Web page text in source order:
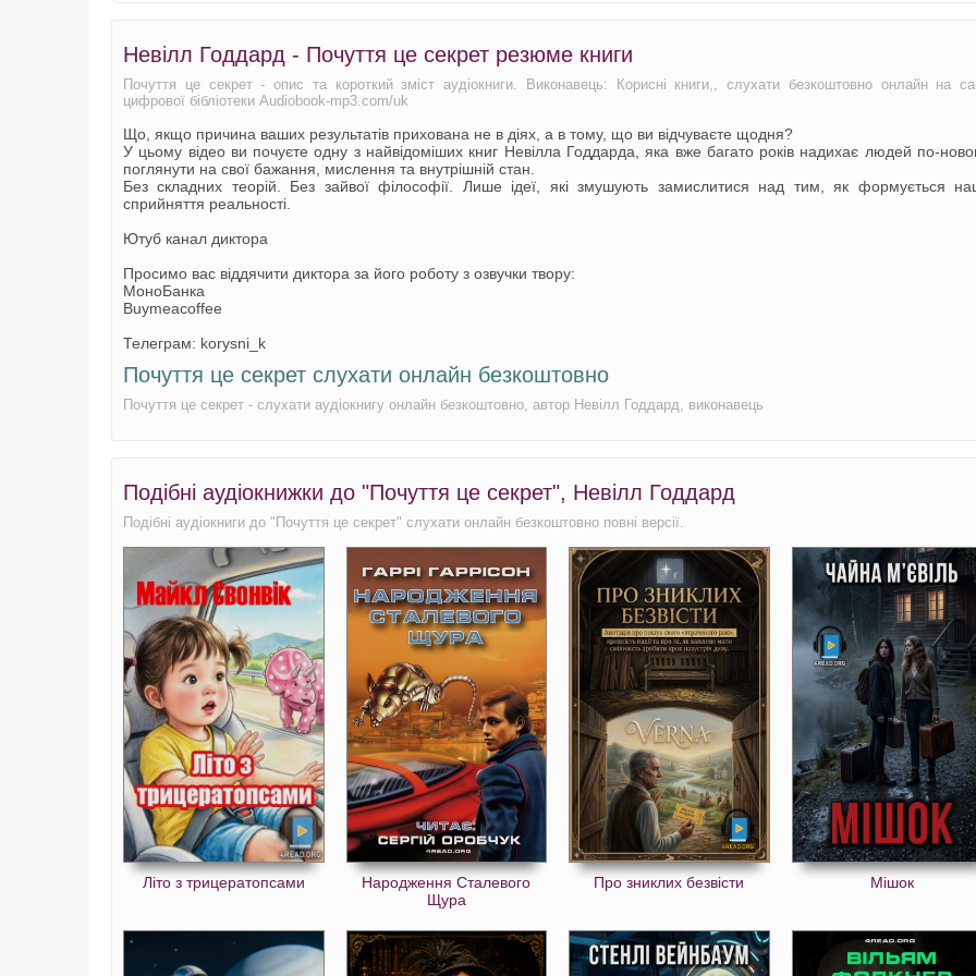
Невілл Годдард - Почуття це секрет резюме книги
Почуття це секрет - опис та короткий зміст аудіокниги. Виконавець: Корисні книги,, слухати безкоштовно онлайн на
цифрової бібліотеки Audiobook-mp3.com/uk
Що, якщо причина ваших результатів прихована не в діях, а в тому, що ви відчуваєте щодня?
У цьому відео ви почуєте одну з найвідоміших книг Невілла Годдарда, яка вже багато років надихає людей по-
поглянути на свої бажання, мислення та внутрішній стан.
Без складних теорій. Без зайвої філософії. Лише ідеї, які змушують замислитися над тим, як формується
сприйняття реальності.
Ютуб канал диктора
Просимо вас віддячити диктора за його роботу з озвучки твору:
МоноБанка
Buymeacoffee
Телеграм: korysni_k
Почуття це секрет слухати онлайн безкоштовно
Почуття це секрет - слухати аудіокнигу онлайн безкоштовно, автор Невілл Годдард, виконавець
Подібні аудіокнижки до "Почуття це секрет", Невілл Годдард
Подібні аудіокниги до "Почуття це секрет" слухати онлайн безкоштовно повні версії.
Літо з трицератопсами
Народження Сталевого
Щура
Про зниклих безвісти Мішок